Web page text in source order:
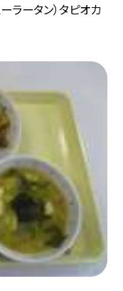
ラータン）タピオカ